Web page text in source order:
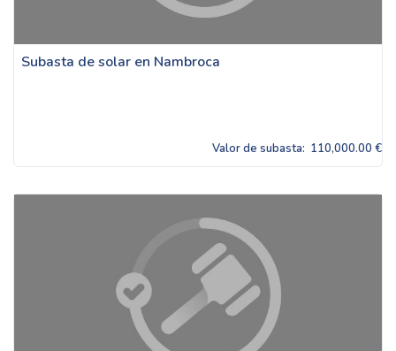
Subasta de solar en Nambroca
Valor de subasta: 110,000.00 €